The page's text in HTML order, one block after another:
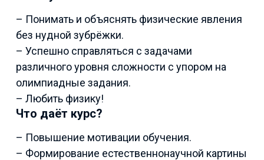
– Понимать и объяснять физические явления
без нудной зубрёжки.
– Успешно справляться с задачами
различного уровня сложности с упором на
олимпиадные задания.
– Любить физику!
Что даёт курс?
– Повышение мотивации обучения.
– Формирование естественнонаучной картины